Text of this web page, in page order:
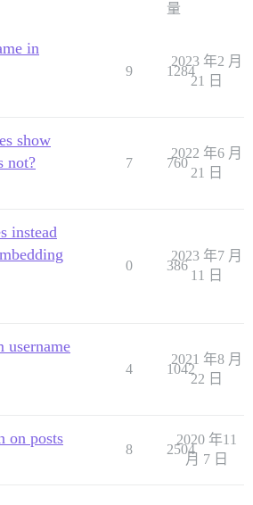
量
in
9 1284
2023 年2 月
21 日
show
not?
7 760
2022 年6 月
21 日
instead
0 386
2023 年7 月
11 日
username
4 1042
2021 年8 月
22 日
on posts
8 2504
2020 年11
月 7 日